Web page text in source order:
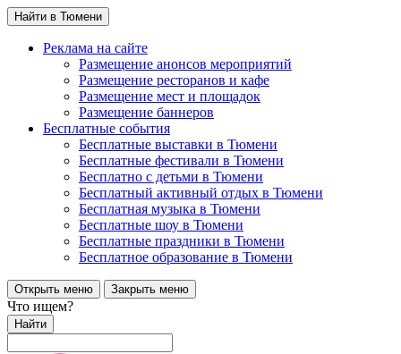
Найти в Тюмени
Реклама на сайте
Размещение анонсов мероприятий
Размещение ресторанов и кафе
Размещение мест и площадок
Размещение баннеров
Бесплатные события
Бесплатные выставки в Тюмени
Бесплатные фестивали в Тюмени
Бесплатно с детьми в Тюмени
Бесплатный активный отдых в Тюмени
Бесплатная музыка в Тюмени
Бесплатные шоу в Тюмени
Бесплатные праздники в Тюмени
Бесплатное образование в Тюмени
Открыть меню Закрыть меню
Что ищем?
Найти